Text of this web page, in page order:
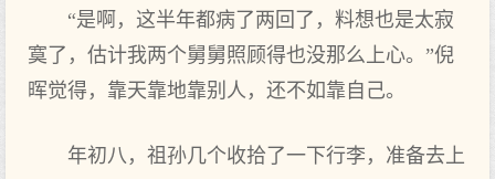
“是啊，这半年都病了两回了，料想也是太寂
寞了，估计我两个舅舅照顾得也没那么上心。”倪
晖觉得，靠天靠地靠别人，还不如靠自己。
年初八，祖孙几个收拾了一下行李，准备去上